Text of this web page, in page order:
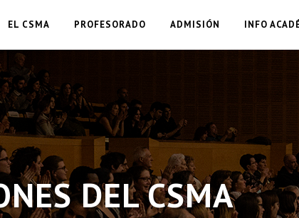
EL CSMA PROFESORADO ADMISIÓN INFO
DEL CSMA